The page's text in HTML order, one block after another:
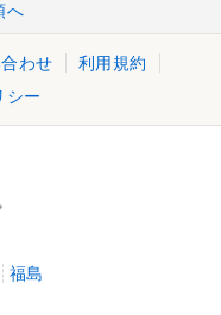
へ
わせ
利用規約
シー
福島